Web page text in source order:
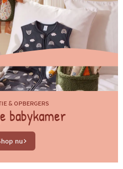
& OPBERGERS
babykamer
nu